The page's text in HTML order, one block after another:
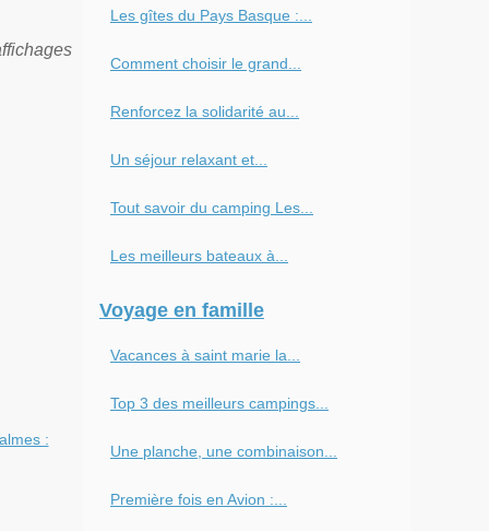
:
Les gîtes du Pays Basque :...
Comment choisir le grand...
Renforcez la solidarité au...
Un séjour relaxant et...
Tout savoir du camping Les...
Les meilleurs bateaux à...
Voyage en famille
Vacances à saint marie la...
Top 3 des meilleurs campings...
Une planche, une combinaison...
Première fois en Avion :...